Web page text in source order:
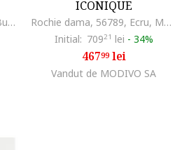
Rochie dama, 303756314, Bumbac, Alb, Alb
ICONIQUE
Rochie dama, 56789, Ecru, Modal
Initial: 70921 lei - 34%
46799lei
Vandut de MODIVO SA